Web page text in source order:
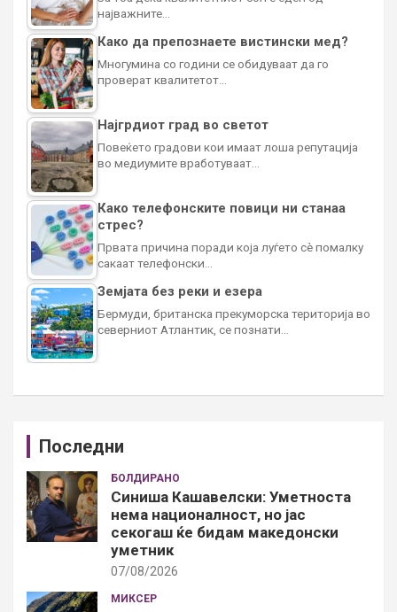
најважните…
Како да препознаете вистински мед?
Многумина со години се обидуваат да го
проверат квалитетот…
Најгрдиот град во светот
Повеќето градови кои имаат лоша репутација
во медиумите вработуваат…
Како телефонските повици ни станаа
стрес?
Првата причина поради која луѓето сè помалку
сакаат телефонски…
Земјата без реки и езера
Бермуди, британска прекуморска територија во
северниот Атлантик, се познати…
Последни
БОЛДИРАНО
Синиша Кашавелски: Уметноста
нема националност, но јас
секогаш ќе бидам македонски
уметник
07/08/2026
МИКСЕР